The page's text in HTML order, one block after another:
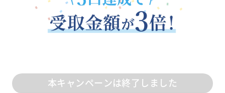
本キャンペーンは終了しました